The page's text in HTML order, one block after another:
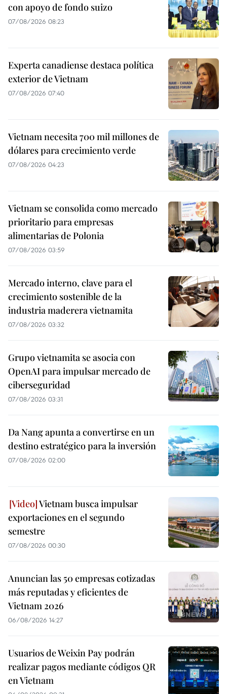
con apoyo de fondo suizo
07/08/2026 08:23
Experta canadiense destaca política
exterior de Vietnam
07/08/2026 07:40
Vietnam necesita 700 mil millones de
dólares para crecimiento verde
07/08/2026 04:23
Vietnam se consolida como mercado
prioritario para empresas
alimentarias de Polonia
07/08/2026 03:59
Mercado interno, clave para el
crecimiento sostenible de la
industria maderera vietnamita
07/08/2026 03:32
Grupo vietnamita se asocia con
OpenAI para impulsar mercado de
ciberseguridad
07/08/2026 03:31
Da Nang apunta a convertirse en un
destino estratégico para la inversión
07/08/2026 02:00
Vietnam busca impulsar
exportaciones en el segundo
semestre
07/08/2026 00:30
Anuncian las 50 empresas cotizadas
más reputadas y eficientes de
Vietnam 2026
06/08/2026 14:27
Usuarios de Weixin Pay podrán
realizar pagos mediante códigos QR
en Vietnam